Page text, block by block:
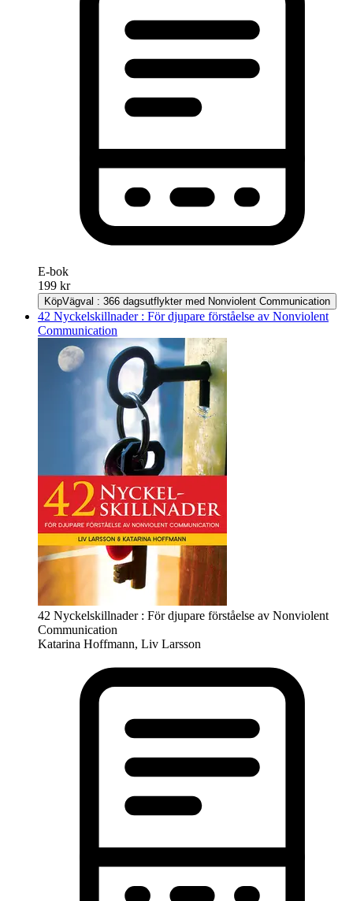
E-bok
199 kr
KöpVägval : 366 dagsutflykter med Nonviolent Communication
42 Nyckelskillnader : För djupare förståelse av Nonviolent
Communication
42 Nyckelskillnader : För djupare förståelse av Nonviolent
Communication
Katarina Hoffmann, Liv Larsson